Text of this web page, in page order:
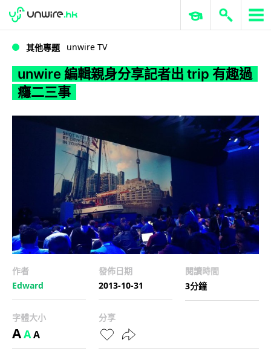
WWDC 2026 ERP 與商業 AI
其他專題 unwire TV
unwire 編輯親身分享記者出 trip 有趣過
癮二三事
作者
Edward
發佈日期
2013-10-31
閱讀時間
3分鐘
字體大小
AAA
分享